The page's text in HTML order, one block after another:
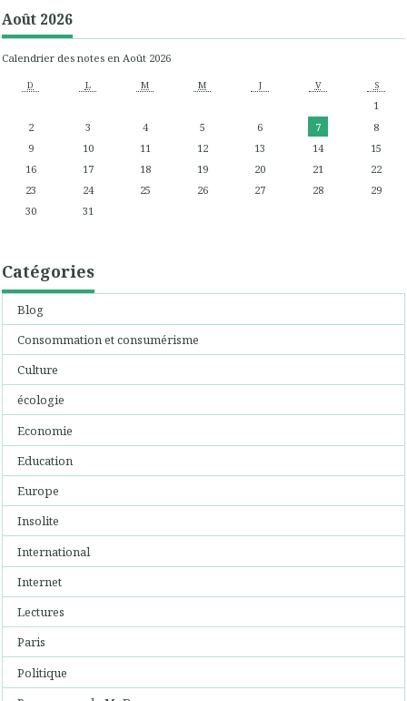
Août 2026
Calendrier des notes en Août 2026
D L M M J V S
1
2
3 4 5 6 7
8
9
10 11 12 13 14
15
16
17 18 19 20 21
22
23
24 25 26 27 28
29
30
31
Catégories
Blog
Consommation et consumérisme
Culture
écologie
Economie
Education
Europe
Insolite
International
Internet
Lectures
Paris
Politique